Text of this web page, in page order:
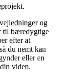
og
til bæredygtige
efter at
du nemt kan
eller en
viden.